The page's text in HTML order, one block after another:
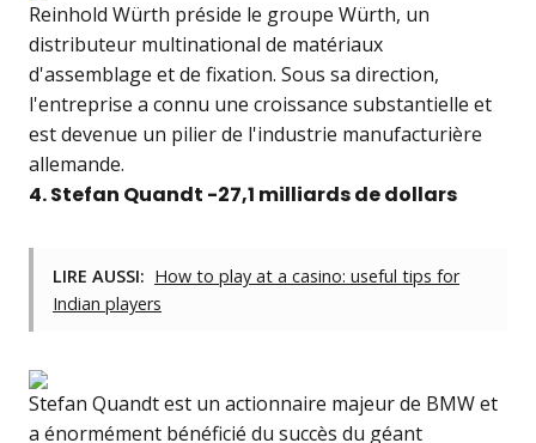
Reinhold Würth préside le groupe Würth, un
distributeur multinational de matériaux
d'assemblage et de fixation. Sous sa direction,
l'entreprise a connu une croissance substantielle et
est devenue un pilier de l'industrie manufacturière
allemande.
4. Stefan Quandt -27,1 milliards de dollars
LIRE AUSSI: How to play at a casino: useful tips for
Indian players
Stefan Quandt est un actionnaire majeur de BMW et
a énormément bénéficié du succès du géant